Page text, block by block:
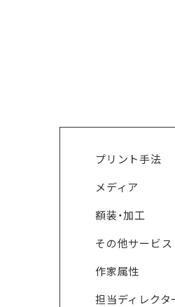
プリント手法
メディア
額装・加工
その他サービス
作家属性
担当ディレクタ